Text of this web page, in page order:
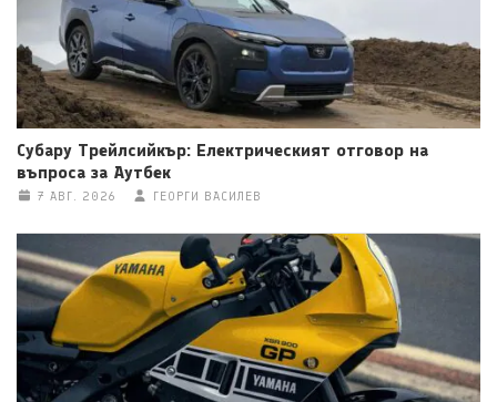
Субару Трейлсийкър: Електрическият отговор на
въпроса за Аутбек
7 АВГ. 2026 ГЕОРГИ ВАСИЛЕВ